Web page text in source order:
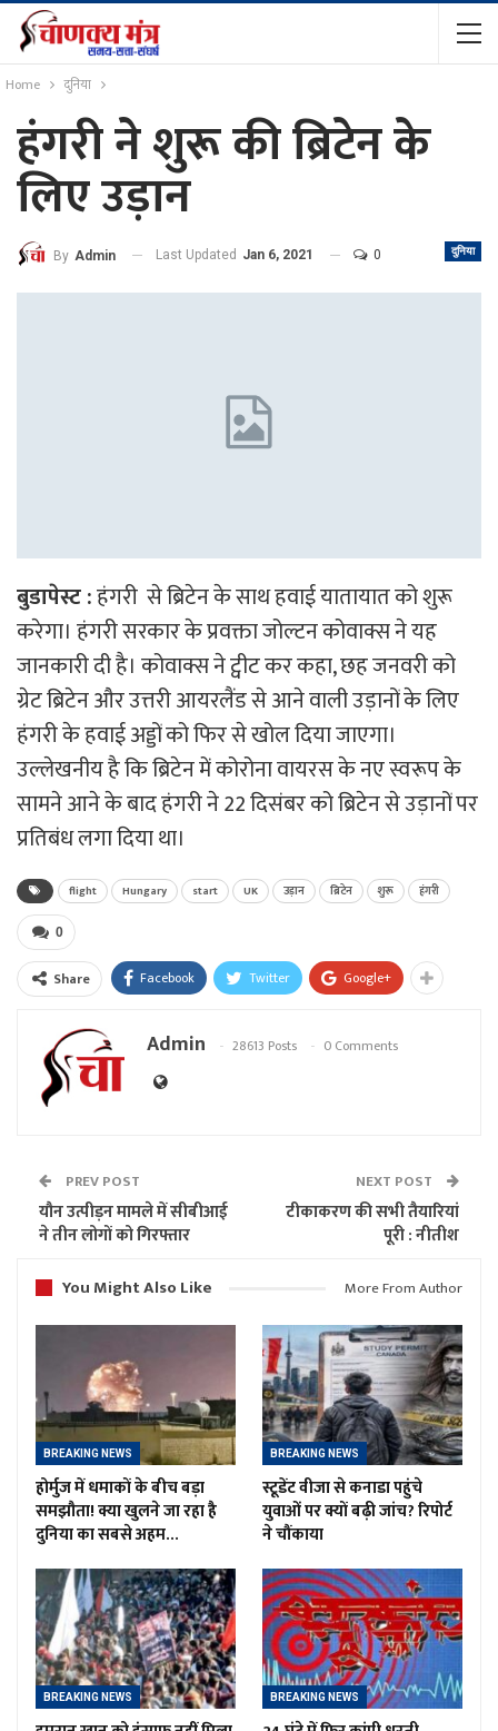
Home दुनिया
हंगरी ने शुरू की ब्रिटेन के
लिए उड़ान
दुनिया
By Admin Last Updated Jan 6, 2021 0
बुडापेस्ट :हंगरी से ब्रिटेन के साथ हवाई यातायात को शुरू
करेगा। हंगरी सरकार के प्रवक्ता जोल्टन कोवाक्स ने यह
जानकारी दी है। कोवाक्स ने ट्वीट कर कहा, छह जनवरी को
ग्रेट ब्रिटेन और उत्तरी आयरलैंड से आने वाली उड़ानों के लिए
हंगरी के हवाई अड्डों को फिर से खोल दिया जाएगा।
उल्लेखनीय है कि ब्रिटेन में कोरोना वायरस के नए स्वरूप के
सामने आने के बाद हंगरी ने 22 दिसंबर को ब्रिटेन से उड़ानों पर
प्रतिबंध लगा दिया था।
flight Hungary start UK उड़ान ब्रिटेन शुरू हंगरी
0
Share Facebook Twitter Google+
Admin 28613 Posts 0 Comments
PREV POST
यौन उत्पीड़न मामले में सीबीआई
ने तीन लोगों को गिरफ्तार
NEXT POST
टीकाकरण की सभी तैयारियां
पूरी : नीतीश
You Might Also Like
More From Author
BREAKING NEWS
होर्मुज में धमाकों के बीच बड़ा
समझौता! क्या खुलने जा रहा है
दुनिया का सबसे अहम…
BREAKING NEWS
स्टूडेंट वीजा से कनाडा पहुंचे
युवाओं पर क्यों बढ़ी जांच? रिपोर्ट
ने चौंकाया
BREAKING NEWS BREAKING NEWS